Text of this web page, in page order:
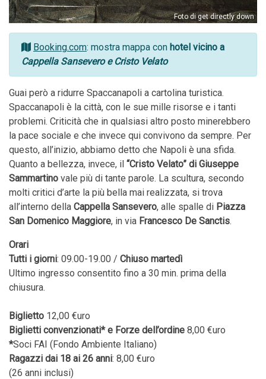
Foto di get directly down
Booking.com: mostra mappa con hotel vicino a
Cappella Sansevero e Cristo Velato
Guai però a ridurre Spaccanapoli a cartolina turistica.
Spaccanapoli è la città, con le sue mille risorse e i tanti
problemi. Criticità che in qualsiasi altro posto minerebbero
la pace sociale e che invece qui convivono da sempre. Per
questo, all’inizio, abbiamo detto che Napoli è una sfida.
Quanto a bellezza, invece, il “Cristo Velato” di Giuseppe
Sammartino vale più di tante parole. La scultura, secondo
molti critici d’arte la più bella mai realizzata, si trova
all’interno della Cappella Sansevero, alle spalle di Piazza
San Domenico Maggiore, in via Francesco De Sanctis.
Orari
Tutti i giorni: 09.00-­19.00 / Chiuso martedì
Ultimo ingresso consentito fino a 30 min. prima della
chiusura.
Biglietto 12,00 €uro
Biglietti convenzionati* e Forze dell’ordine 8,00 €uro
*Soci FAI (Fondo Ambiente Italiano)
Ragazzi dai 18 ai 26 anni: 8,00 €uro
(26 anni inclusi)